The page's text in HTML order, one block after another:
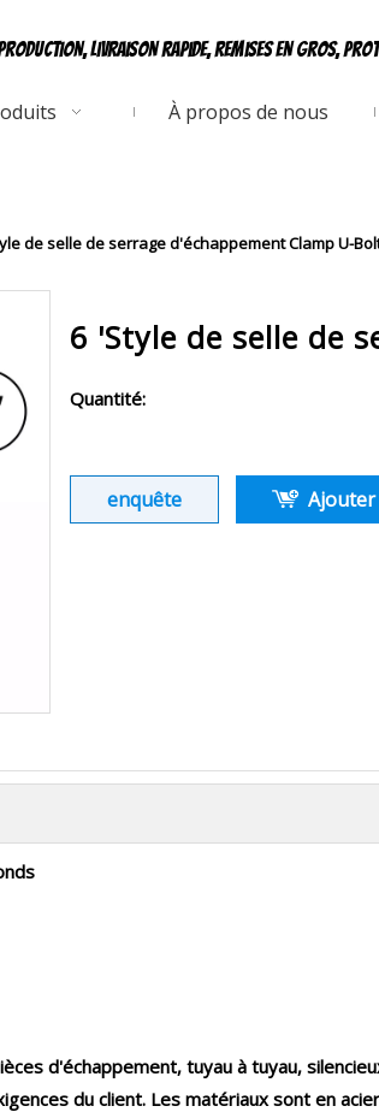
production, livraison rapide, remises en gros,
À propos de nous
de selle de serrage d'échappement Clamp U-
6 'Style de selle de
Quantité:
enquête
d'échappement, tuyau à tuyau,
du client. Les matériaux sont en